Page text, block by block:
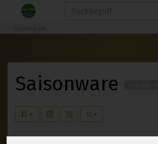
Saisonware
12